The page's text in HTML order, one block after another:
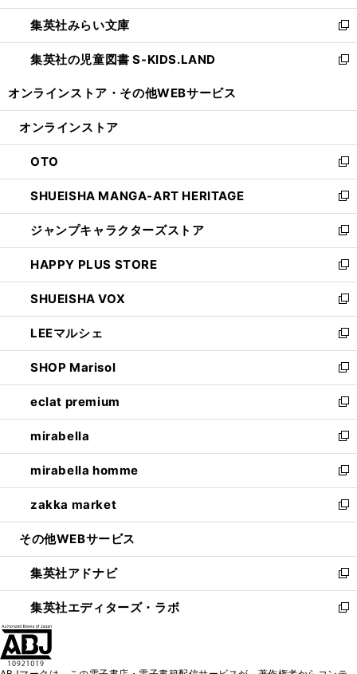
開
く
ウ
で
開
く
ン
ド
ウ
で
ウ
ィ
ン
ド
開
集英社みらい文庫
新
し
い
ン
ウ
で
開
く
集英社の児童図書 S-KIDS.LAND
新
ウ
ン
ド
ウ
で
開
く
オンラインストア・ その他WEBサービス
オンラインストア
OTO
新
し
い
ウ
ィ
ン
ド
ウ
で
開
く
SHUEISHA MANGA-ART HERITAGE
新
し
い
ウ
ィ
ン
ド
ウ
で
開
く
ジャンプキャラクターズストア
新
し
い
ウ
ィ
ン
ド
ウ
で
開
く
HAPPY PLUS STORE
新
し
い
ウ
ィ
ン
ド
ウ
で
開
く
SHUEISHA VOX
新
し
い
ウ
ィ
ン
ド
ウ
で
開
く
LEEマルシェ
新
し
い
ウ
ィ
ン
ド
ウ
で
開
く
SHOP Marisol
新
し
い
ウ
ィ
ン
ド
ウ
で
開
eclat premium
新
し
い
ウ
ィ
ン
ド
ウ
開
く
mirabella
新
し
い
ウ
ィ
ン
ウ
で
開
く
mirabella homme
新
し
い
ウ
ン
ド
ウ
で
zakka market
新
し
ウ
ィ
ン
ド
その他WEBサービス
集英社アドナビ
新
し
い
集英社エディターズ・ラボ
新